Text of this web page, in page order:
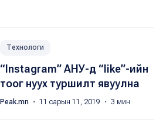
Технологи
“Instagram” АНУ-д “like”-ийн
тоог нуух туршилт явуулна
Peak.mn ・ 11 сарын 11, 2019 ・ 3 мин